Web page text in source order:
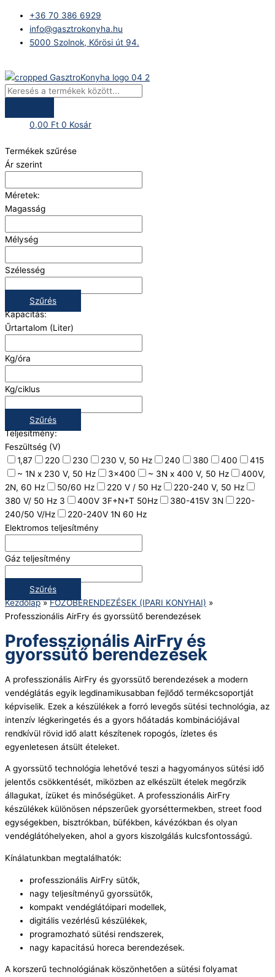
content
+36 70 386 6929
info@gasztrokonyha.hu
5000 Szolnok, Kőrösi út 94.
search
0,00 Ft 0 Kosár
Termékek szűrése
Ár szerint
Méretek:
Magasság
Mélység
Szélesség
Szűrés
Kapacitás:
Űrtartalom (Liter)
Kg/óra
Kg/ciklus
Szűrés
Teljesítmény:
Feszültség (V)
1,87
220 230 230 V, 50 Hz 240 380 400
415
~ 1N x 230 V, 50 Hz
3x400 ~ 3N x 400 V, 50 Hz
400V,
2N, 60 Hz
50/60 Hz 220 V / 50 Hz
220-240 V, 50 Hz
380 V/ 50 Hz 3
400V 3F+N+T 50Hz 380-415V 3N
220-
240/50 V/Hz
220-240V 1N 60 Hz
Elektromos teljesítmény
Gáz teljesítmény
Szűrés
Kezdőlap»FŐZŐBERENDEZÉSEK (IPARI KONYHAI) »
Professzionális AirFry és gyorssütő berendezések
Professzionális AirFry és
gyorssütő berendezések
A professzionális AirFry és gyorssütő berendezések a modern
vendéglátás egyik legdinamikusabban fejlődő termékcsoportját
képviselik. Ezek a készülékek a forró levegős sütési technológia, az
intenzív légkeringetés és a gyors hőátadás kombinációjával
rendkívül rövid idő alatt készítenek ropogós, ízletes és
egyenletesen átsült ételeket.
A gyorssütő technológia lehetővé teszi a hagyományos sütési idő
jelentős csökkentését, miközben az elkészült ételek megőrzik
állagukat, ízüket és minőségüket. A professzionális AirFry
készülékek különösen népszerűek gyorséttermekben, street food
egységekben, bisztrókban, büfékben, kávézókban és olyan
vendéglátóhelyeken, ahol a gyors kiszolgálás kulcsfontosságú.
Kínálatunkban megtalálhatók:
professzionális AirFry sütők,
nagy teljesítményű gyorssütők,
kompakt vendéglátóipari modellek,
digitális vezérlésű készülékek,
programozható sütési rendszerek,
nagy kapacitású horeca berendezések.
A korszerű technológiának köszönhetően a sütési folyamat